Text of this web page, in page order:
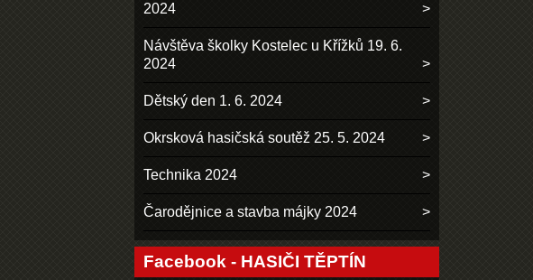
2024
Návštěva školky Kostelec u Křížků 19. 6.
2024
Dětský den 1. 6. 2024
Okrsková hasičská soutěž 25. 5. 2024
Technika 2024
Čarodějnice a stavba májky 2024
Facebook - HASIČI TĚPTÍN